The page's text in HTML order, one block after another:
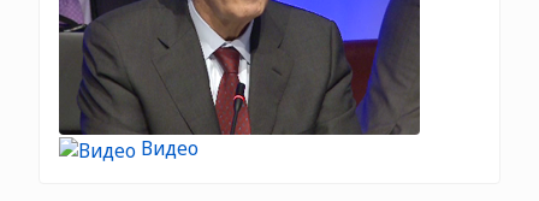
Видео